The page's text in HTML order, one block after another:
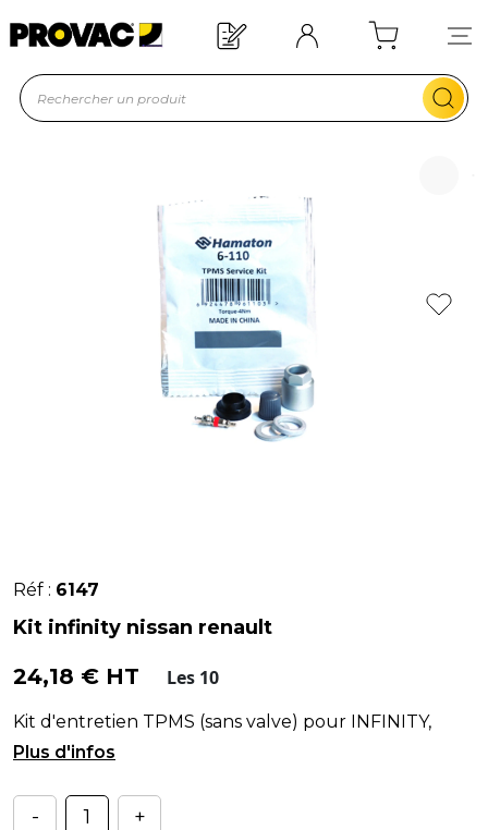
Offre de bienvenue : 20€ offerts !
En savoir plus
Réf : 6147
Kit infinity nissan renault
24,18 € HT Les 10
Kit d'entretien TPMS (sans valve) pour INFINITY,
NISSAN, RENAULT
- +